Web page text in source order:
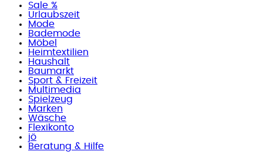
Sale %
Urlaubszeit
Mode
Bademode
Möbel
Heimtextilien
Haushalt
Baumarkt
Sport & Freizeit
Multimedia
Spielzeug
Marken
Wäsche
Flexikonto
jö
Beratung & Hilfe